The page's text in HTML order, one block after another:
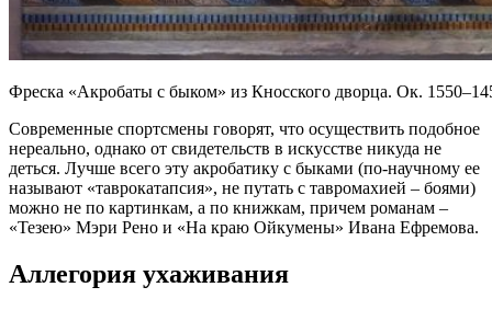
Фреска «Акробаты с быком» из Кносского дворца. Ок.
Современные спортсмены говорят, что осуществить подобное
нереально, однако от свидетельств в искусстве никуда не
деться. Лучше всего эту акробатику с быками (по-научному ее
называют «таврокатапсия», не путать с тавромахией – боями)
можно не по картинкам, а по книжкам, причем романам –
«Тезею» Мэри Рено и «На краю Ойкумены» Ивана Ефремова.
Аллегория ухаживания